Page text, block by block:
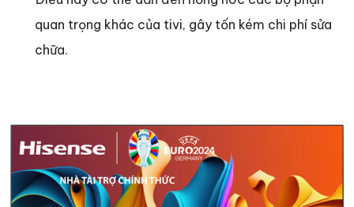
quan trọng khác của tivi, gây tốn kém chi phí sửa
chữa.